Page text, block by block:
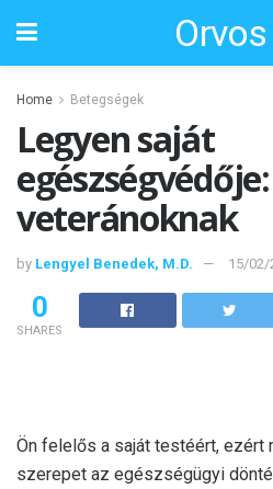
Home Betegségek
Legyen saját
veteránoknak
by Lengyel Benedek, M.D. 15/02/
0
SHARES
Ön felelős a saját testéért, ezért
szerepet az egészségügyi